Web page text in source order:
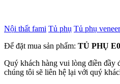
Nội thất fami Tủ phụ Tủ phụ veneer
Để đặt mua sản phẩm: TỦ PHỤ
Quý khách hàng vui lòng điền đầy
chúng tôi sẽ liên hệ lại với quý